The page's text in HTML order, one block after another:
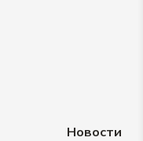
Новости